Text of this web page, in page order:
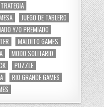
JUEGO DE TABLERO
Y/O PREMIADO
MALDITO GAMES
MODO SOLITARIO
PUZZLE
RIO GRANDE GAMES